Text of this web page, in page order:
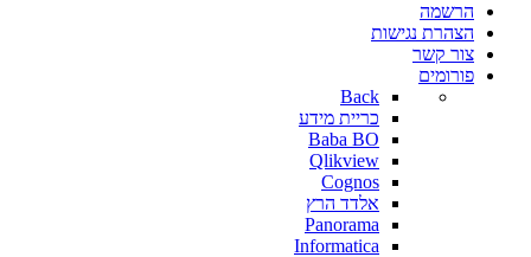
הרשמה
הצהרת נגישות
צור קשר
פורומים
Back
כריית מידע
Baba BO
Qlikview
Cognos
אלדד הרץ
Panorama
Informatica